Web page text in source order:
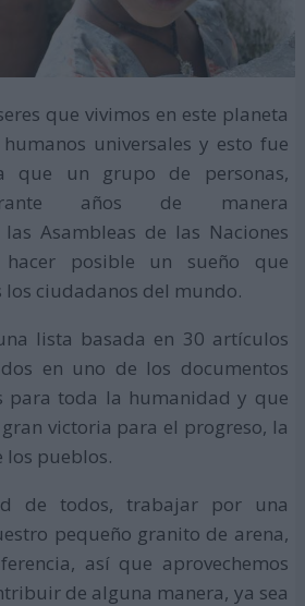
que vivimos en este planeta
universales y esto fue
que un grupo de personas,
años de manera
Asambleas de las Naciones
hacer posible un sueño que
los ciudadanos del mundo.
lista basada en 30 artículos
en uno de los documentos
para toda la humanidad y que
victoria para el progreso, la
los pueblos.
de todos, trabajar por una
pequeño granito de arena,
así que aprovechemos
de alguna manera, ya sea